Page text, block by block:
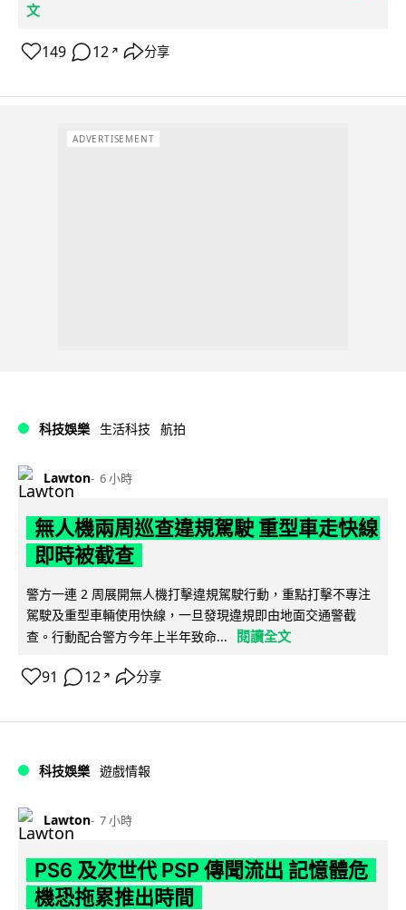
文
149 12 ↗ 分享
ADVERTISEMENT
科技娛樂 生活科技 航拍
Lawton 6 小時
無人機兩周巡查違規駕駛 重型車走快線
即時被截查
警方一連 2 周展開無人機打擊違規駕駛行動，重點打擊不專注
駕駛及重型車輛使用快線，一旦發現違規即由地面交通警截
查。行動配合警方今年上半年致命...
閱讀全文
91 12 ↗ 分享
科技娛樂 遊戲情報
Lawton 7 小時
PS6 及次世代 PSP 傳聞流出 記憶體危
機恐拖累推出時間